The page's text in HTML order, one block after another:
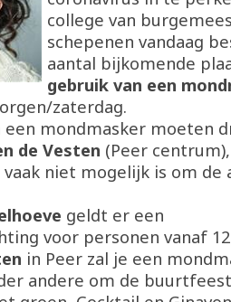
college van
schepenen vandaag
aantal bijkomende
gebruik van een
zaterdag.
een mondmasker moeten
de Vesten (Peer
niet mogelijk is om de
geldt er een
voor personen vanaf 12
in Peer zal je een
andere om de